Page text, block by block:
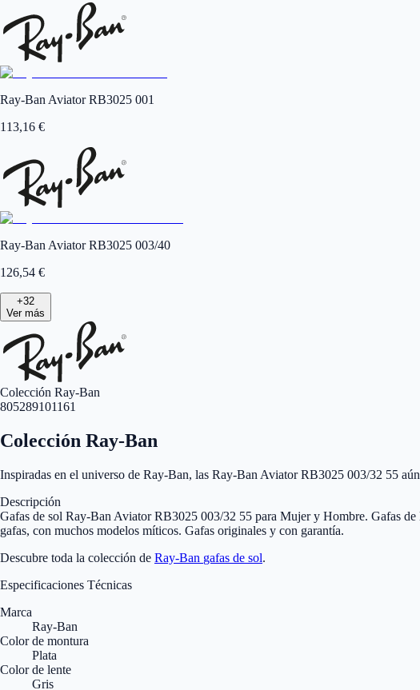
Ray-Ban Aviator RB3025 001
113,16 €
Ray-Ban Aviator RB3025 003/40
126,54 €
+32
Ver más
Colección Ray-Ban
805289101161
Colección Ray-Ban
Inspiradas en el universo de Ray-Ban, las Ray-Ban Aviator RB3025 003/32 55
Descripción
Gafas de sol Ray-Ban Aviator RB3025 003/32 55 para Mujer y Hombre. Gafas
gafas, con muchos modelos míticos. Gafas originales y con garantía.
Descubre toda la colección de Ray-Ban gafas de sol.
Especificaciones Técnicas
Marca
Ray-Ban
Color de montura
Plata
Color de lente
Gris